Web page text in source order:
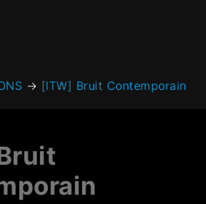
→ [ITW] Bruit Contemporain